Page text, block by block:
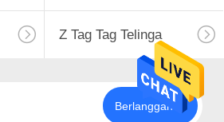
Z Tag Tag Telinga
Berlangganan